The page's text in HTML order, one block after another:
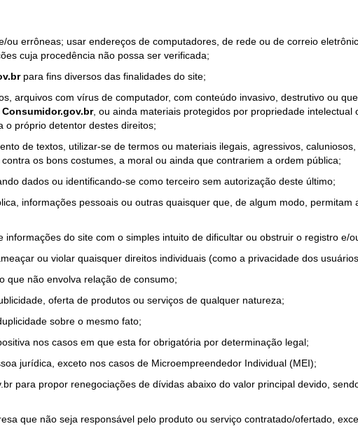
ou errôneas; usar endereços de computadores, de rede ou de correio
cuja procedência não possa ser verificada;
para fins diversos das finalidades do site;
arquivos com vírus de computador, com conteúdo invasivo, destrutivo ou
Consumidor.gov.br, ou ainda materiais protegidos por propriedade
o próprio detentor destes direitos;
de textos, utilizar-se de termos ou materiais ilegais, agressivos,
os bons costumes, a moral ou ainda que contrariem a ordem pública;
dados ou identificando-se como terceiro sem autorização deste último;
informações pessoais ou outras quaisquer que, de algum modo, permitam
informações do site com o simples intuito de dificultar ou obstruir o registro e/
ou violar quaisquer direitos individuais (como a privacidade dos
que não envolva relação de consumo;
oferta de produtos ou serviços de qualquer natureza;
sobre o mesmo fato;
nos casos em que esta for obrigatória por determinação legal;
jurídica, exceto nos casos de Microempreendedor Individual (MEI);
para propor renegociações de dívidas abaixo do valor principal devido,
que não seja responsável pelo produto ou serviço contratado/ofertado,